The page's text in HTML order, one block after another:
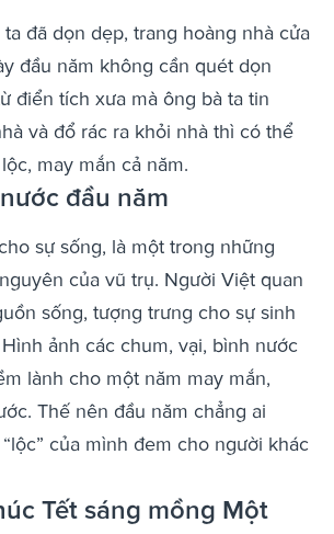
đã dọn dẹp, trang hoàng nhà cửa
đầu năm không cần quét dọn
điển tích xưa mà ông bà ta tin
và đổ rác ra khỏi nhà thì có thể
may mắn cả năm.
đầu năm
sự sống, là một trong những
của vũ trụ. Người Việt quan
sống, tượng trưng cho sự sinh
ảnh các chum, vại, bình nước
lành cho một năm may mắn,
Thế nên đầu năm chẳng ai
của mình đem cho người khác
Tết sáng mồng Một